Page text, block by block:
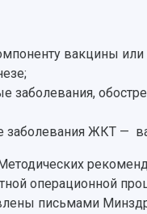
вакцины
ЖКТ —
Методических
операционной
письмами